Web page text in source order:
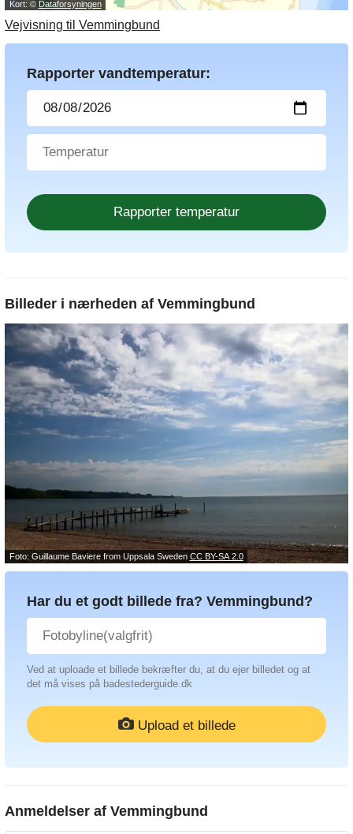
Kort: © Dataforsyningen
Vejvisning til Vemmingbund
Rapporter vandtemperatur:
Billeder i nærheden af Vemmingbund
Foto: Guillaume Baviere from Uppsala Sweden CC BY-SA 2.0
Har du et godt billede fra? Vemmingbund?
Ved at uploade et billede bekræfter du, at du ejer billedet og at
det må vises på badestederguide.dk
Upload et billede
Anmeldelser af Vemmingbund